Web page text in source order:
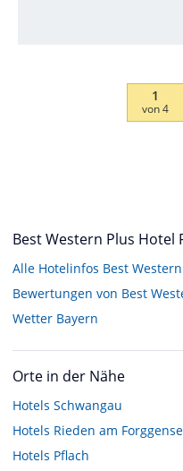
1
von4
Best Western Plus Hotel
Alle Hotelinfos Best
Bewertungen von Best
Wetter Bayern
Orte in der Nähe
Hotels Schwangau
Hotels Rieden am
Hotels Pflach